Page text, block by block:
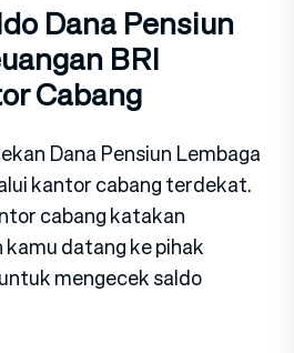
Dana Pensiun
BRI
Cabang
Dana Pensiun Lembaga
kantor cabang terdekat.
cabang katakan
datang ke pihak
mengecek saldo